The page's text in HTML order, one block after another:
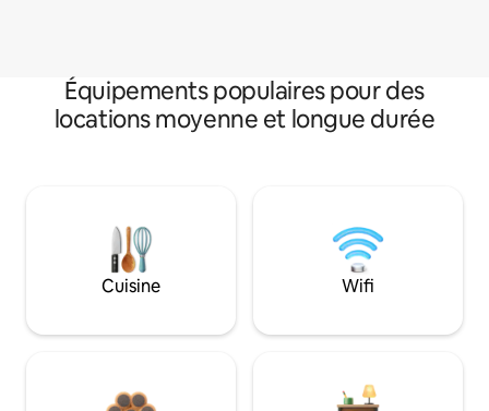
Équipements populaires pour des
locations moyenne et longue durée
Cuisine Wifi